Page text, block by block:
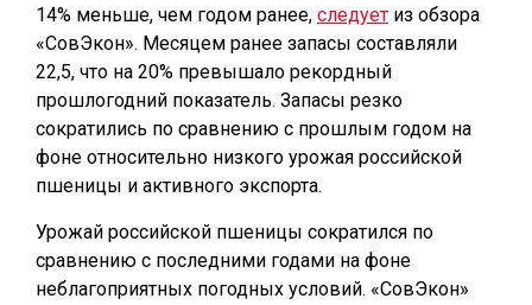
14% меньше, чем годом ранее, следует из обзора
«СовЭкон». Месяцем ранее запасы составляли
22,5, что на 20% превышало рекордный
прошлогодний показатель. Запасы резко
сократились по сравнению с прошлым годом на
фоне относительно низкого урожая российской
пшеницы и активного экспорта.
Урожай российской пшеницы сократился по
сравнению с последними годами на фоне
неблагоприятных погодных условий. «СовЭкон»